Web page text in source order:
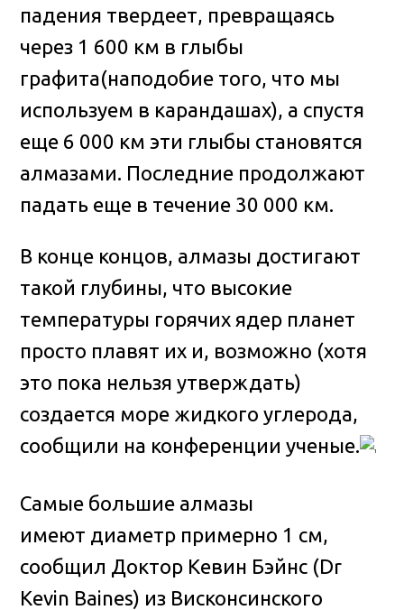
падения твердеет, превращаясь
через 1 600 км в глыбы
графита(наподобие того, что мы
используем в карандашах), а спустя
еще 6 000 км эти глыбы становятся
алмазами. Последние продолжают
падать еще в течение 30 000 км.
В конце концов, алмазы достигают
такой глубины, что высокие
температуры горячих ядер планет
просто плавят их и, возможно (хотя
это пока нельзя утверждать)
создается море жидкого углерода,
сообщили на конференции ученые.
Самые большие алмазы
имеют диаметр примерно 1 см,
сообщил Доктор Кевин Бэйнс (Dr
Kevin Baines) из Висконсинского